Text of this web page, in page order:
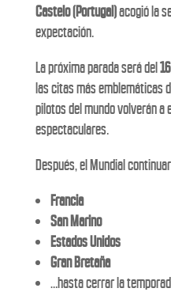
Castelo (Portugal)acogió la
expectación.
La próxima parada será del
las citas más emblemáticas
pilotos del mundo volverán a
espectaculares.
Después, el Mundial
Francia
San Marino
Estados Unidos
Gran Bretaña
…hasta cerrar la